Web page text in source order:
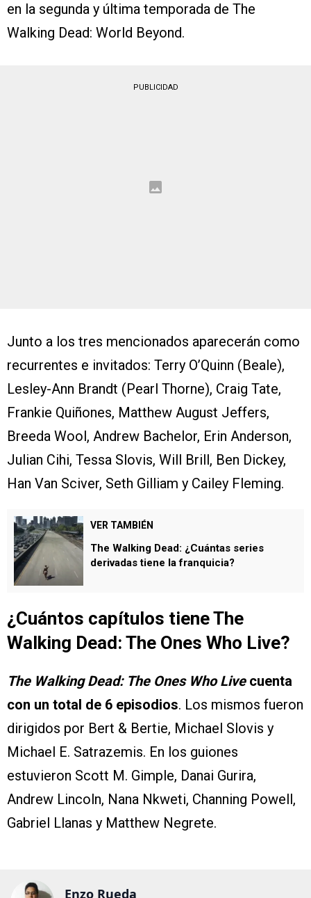
en la segunda y última temporada de The
Walking Dead: World Beyond.
PUBLICIDAD
Junto a los tres mencionados aparecerán como
recurrentes e invitados: Terry O’Quinn (Beale),
Lesley-Ann Brandt (Pearl Thorne), Craig Tate,
Frankie Quiñones, Matthew August Jeffers,
Breeda Wool, Andrew Bachelor, Erin Anderson,
Julian Cihi, Tessa Slovis, Will Brill, Ben Dickey,
Han Van Sciver, Seth Gilliam y Cailey Fleming.
VER TAMBIÉN
The Walking Dead: ¿Cuántas series
derivadas tiene la franquicia?
¿Cuántos capítulos tiene The
Walking Dead: The Ones Who Live?
The Walking Dead: The Ones Who Livecuenta
con un total de 6 episodios. Los mismos fueron
dirigidos por Bert & Bertie, Michael Slovis y
Michael E. Satrazemis. En los guiones
estuvieron Scott M. Gimple, Danai Gurira,
Andrew Lincoln, Nana Nkweti, Channing Powell,
Gabriel Llanas y Matthew Negrete.
Enzo Rueda